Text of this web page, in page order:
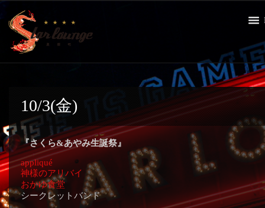
10/3(金)
『さくら&あやみ生誕祭』
appliqué
神様のアリバイ
おかゆ食堂
シークレットバンド